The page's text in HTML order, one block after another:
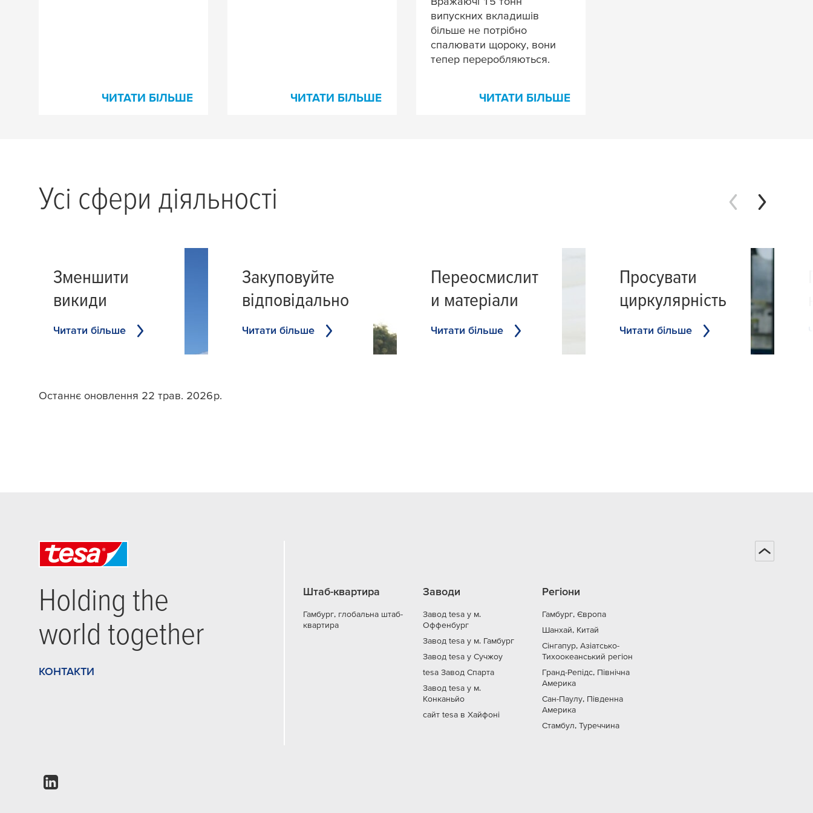
ЧИТАТИ БІЛЬШЕ ЧИТАТИ БІЛЬШЕ
випускних вкладишів
більше не потрібно
спалювати щороку, вони
тепер переробляються.
ЧИТАТИ БІЛЬШЕ
Усі сфери діяльності
Зменшити
викиди
Читати більше
Закуповуйте
відповідально
Читати більше
Переосмислит
и матеріали
Читати більше
Просувати
циркулярність
Читати більше
Останнє оновлення 22 трав. 2026 р.
Holding the
world together
КОНТАКТИ
Штаб-квартира
Гамбург, глобальна штаб-
квартира
Заводи
Завод tesa у м.
Оффенбург
Завод tesa у м. Гамбург
Завод tesa у Сучжоу
tesa Завод Спарта
Завод tesa у м.
Конканьйо
сайт tesa в Хайфоні
Регіони
Гамбург, Європа
Шанхай, Китай
Сінгапур, Азіатсько-
Тихоокеанський регіон
Гранд-Репідс, Північна
Америка
Сан-Паулу, Південна
Америка
Стамбул, Туреччина